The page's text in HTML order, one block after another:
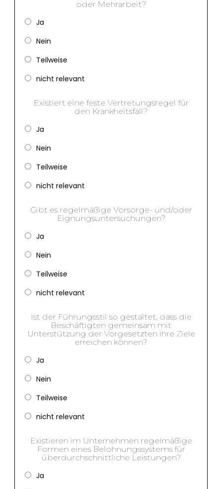
oder Mehrarbeit?
Ja
Nein
Teilweise
nicht relevant
Existiert eine feste Vertretungsregel für
den Krankheitsfall?
Ja
Nein
Teilweise
nicht relevant
Gibt es regelmäßige Vorsorge- und/oder
Eignungsuntersuchungen?
Ja
Nein
Teilweise
nicht relevant
Ist der Führungsstil so gestaltet, dass die
Beschäftigten gemeinsam mit
Unterstützung der Vorgesetzten ihre Ziele
erreichen können?
Ja
Nein
Teilweise
nicht relevant
Existieren im Unternehmen regelmäßige
Formen eines Belohnungssystems für
überdurchschnittliche Leistungen?
Ja